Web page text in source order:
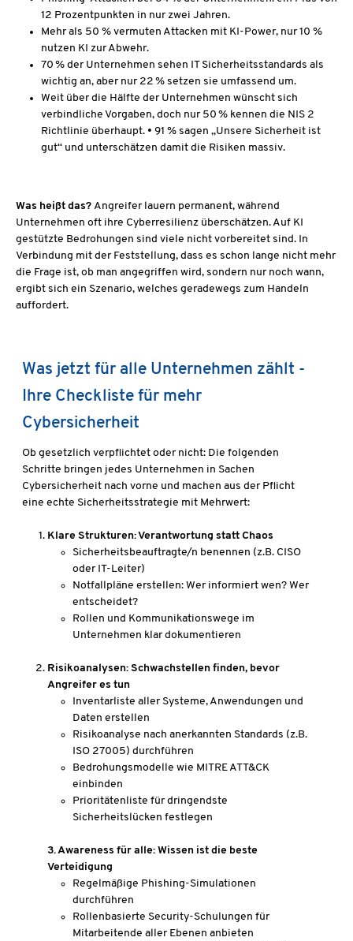
12 Prozentpunkten in nur zwei Jahren.
Mehr als 50 % vermuten Attacken mit KI-Power, nur 10 %
nutzen KI zur Abwehr.
70 % der Unternehmen sehen IT Sicherheitsstandards als
wichtig an, aber nur 22 % setzen sie umfassend um.
Weit über die Hälfte der Unternehmen wünscht sich
verbindliche Vorgaben, doch nur 50 % kennen die NIS 2
Richtlinie überhaupt. • 91 % sagen „Unsere Sicherheit ist
gut“ und unterschätzen damit die Risiken massiv.
Was heißt das? Angreifer lauern permanent, während
Unternehmen oft ihre Cyberresilienz überschätzen. Auf KI
gestützte Bedrohungen sind viele nicht vorbereitet sind. In
Verbindung mit der Feststellung, dass es schon lange nicht mehr
die Frage ist, ob man angegriffen wird, sondern nur noch wann,
ergibt sich ein Szenario, welches geradewegs zum Handeln
auffordert.
Was jetzt für alle Unternehmen zählt -
Ihre Checkliste für mehr
Cybersicherheit
Ob gesetzlich verpflichtet oder nicht: Die folgenden
Schritte bringen jedes Unternehmen in Sachen
Cybersicherheit nach vorne und machen aus der Pflicht
eine echte Sicherheitsstrategie mit Mehrwert:
Klare Strukturen: Verantwortung statt Chaos
Sicherheitsbeauftragte/n benennen (z.B. CISO
oder IT-Leiter)
Notfallpläne erstellen: Wer informiert wen? Wer
entscheidet?
Rollen und Kommunikationswege im
Unternehmen klar dokumentieren
Risikoanalysen: Schwachstellen finden, bevor
Angreifer es tun
Inventarliste aller Systeme, Anwendungen und
Daten erstellen
Risikoanalyse nach anerkannten Standards (z.B.
ISO 27005) durchführen
Bedrohungsmodelle wie MITRE ATT&CK
einbinden
Prioritätenliste für dringendste
Sicherheitslücken festlegen
3. Awareness für alle: Wissen ist die beste
Verteidigung
Regelmäßige Phishing-Simulationen
durchführen
Rollenbasierte Security-Schulungen für
Mitarbeitende aller Ebenen anbieten